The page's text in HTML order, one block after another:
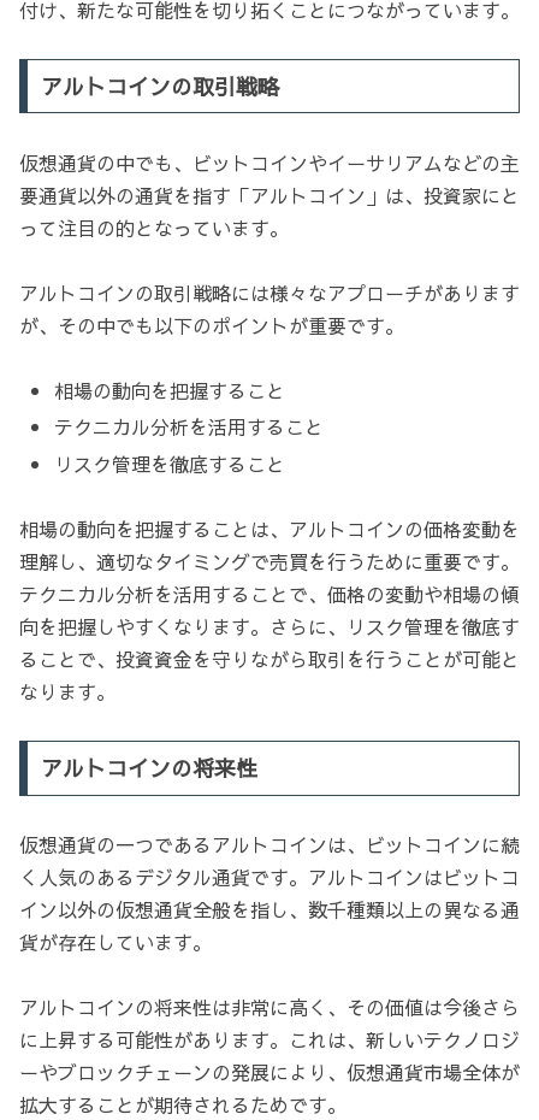
付け、新たな可能性を切り拓くことにつながっています。
アルトコインの取引戦略
仮想通貨の中でも、ビットコインやイーサリアムなどの主
要通貨以外の通貨を指す「アルトコイン」は、投資家にと
って注目の的となっています。
アルトコインの取引戦略には様々なアプローチがあります
が、その中でも以下のポイントが重要です。
相場の動向を把握すること
テクニカル分析を活用すること
リスク管理を徹底すること
相場の動向を把握することは、アルトコインの価格変動を
理解し、適切なタイミングで売買を行うために重要です。
テクニカル分析を活用することで、価格の変動や相場の傾
向を把握しやすくなります。さらに、リスク管理を徹底す
ることで、投資資金を守りながら取引を行うことが可能と
なります。
アルトコインの将来性
仮想通貨の一つであるアルトコインは、ビットコインに続
く人気のあるデジタル通貨です。アルトコインはビットコ
イン以外の仮想通貨全般を指し、数千種類以上の異なる通
貨が存在しています。
アルトコインの将来性は非常に高く、その価値は今後さら
に上昇する可能性があります。これは、新しいテクノロジ
ーやブロックチェーンの発展により、仮想通貨市場全体が
拡大することが期待されるためです。